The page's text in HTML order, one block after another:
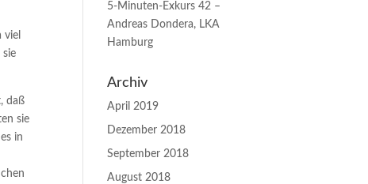
sie
daß
sie
in
5-Minuten-Exkurs 42 –
Andreas Dondera, LKA
Hamburg
Archiv
April 2019
Dezember 2018
September 2018
August 2018